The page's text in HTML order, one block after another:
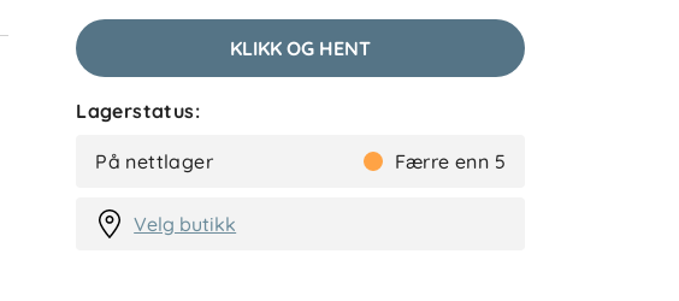
KLIKK OG HENT
Lagerstatus:
På nettlager Færre enn 5
Velg butikk